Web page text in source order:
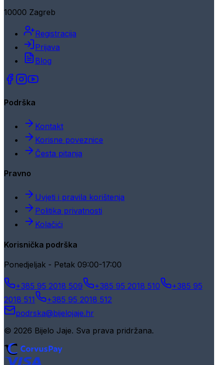
10000 Zagreb
Registracija
Prijava
Blog
Podrška
Kontakt
Korisne poveznice
Česta pitanja
Pravno
Uvjeti i pravila korištenja
Politika privatnosti
Kolačići
Korisnička podrška
Ponedjeljak - Petak 09:00-17:00
+385 95 2018 509 +385 95 2018 510
+385 95
2018 511
+385 95 2018 512
podrska@bijelojaje.hr
© 2026 Bijelo Jaje. Sva prava pridržana.